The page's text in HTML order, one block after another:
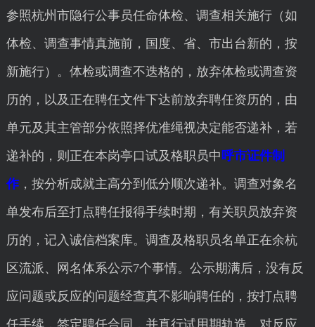
参照杭州市隐行公事员任命体检、调查相关施行（如
体检、调查事情真施前，国度、省、市出台新的，按
新施行）。体检或调查不迭格的，放弃体检或调查资
历的，以及正在聘任文件下达前放弃聘任资历的，由
单元及其主管部分依照择优准绳视决定能否递补，若
递补的，则正在本岗亭口试及格职员中呼市证件制
作，按分析成就主高分到低分顺次递补。调查对象名
单发布后至打点聘任报得手续时期，有关职员放弃资
历的，记入诚信档案库。调查及格职员名单正在余杭
区流派、网名体系公示7个事情。公示期满后，没有反
应问题或反应的问题经查真不影响聘任的，按打点聘
任手续，签定聘任合同，并真行试用期轨造。对反应